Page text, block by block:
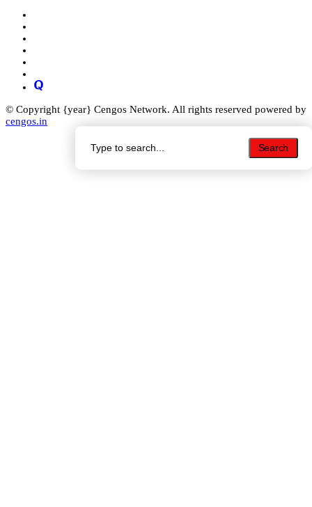
Search
Search
Search
© Copyright {year} Cengos Network. All rights reserved powered by
cengos.in